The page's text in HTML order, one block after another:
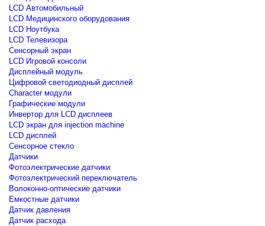
LCD Автомобильный
LCD Медицинского оборудования
LCD Ноутбука
LCD Телевизора
Сенсорный экран
LCD Игровой консоли
Дисплейный модуль
Цифровой светодиодный дисплей
Сharacter модули
Графические модули
Инвертор для LCD дисплеев
LCD экран для injection machine
LCD дисплей
Сенсорное стекло
Датчики
Фотоэлектрические датчики
Фотоэлектрический переключатель
Волоконно-оптические датчики
Емкостные датчики
Датчик давления
Датчик расхода